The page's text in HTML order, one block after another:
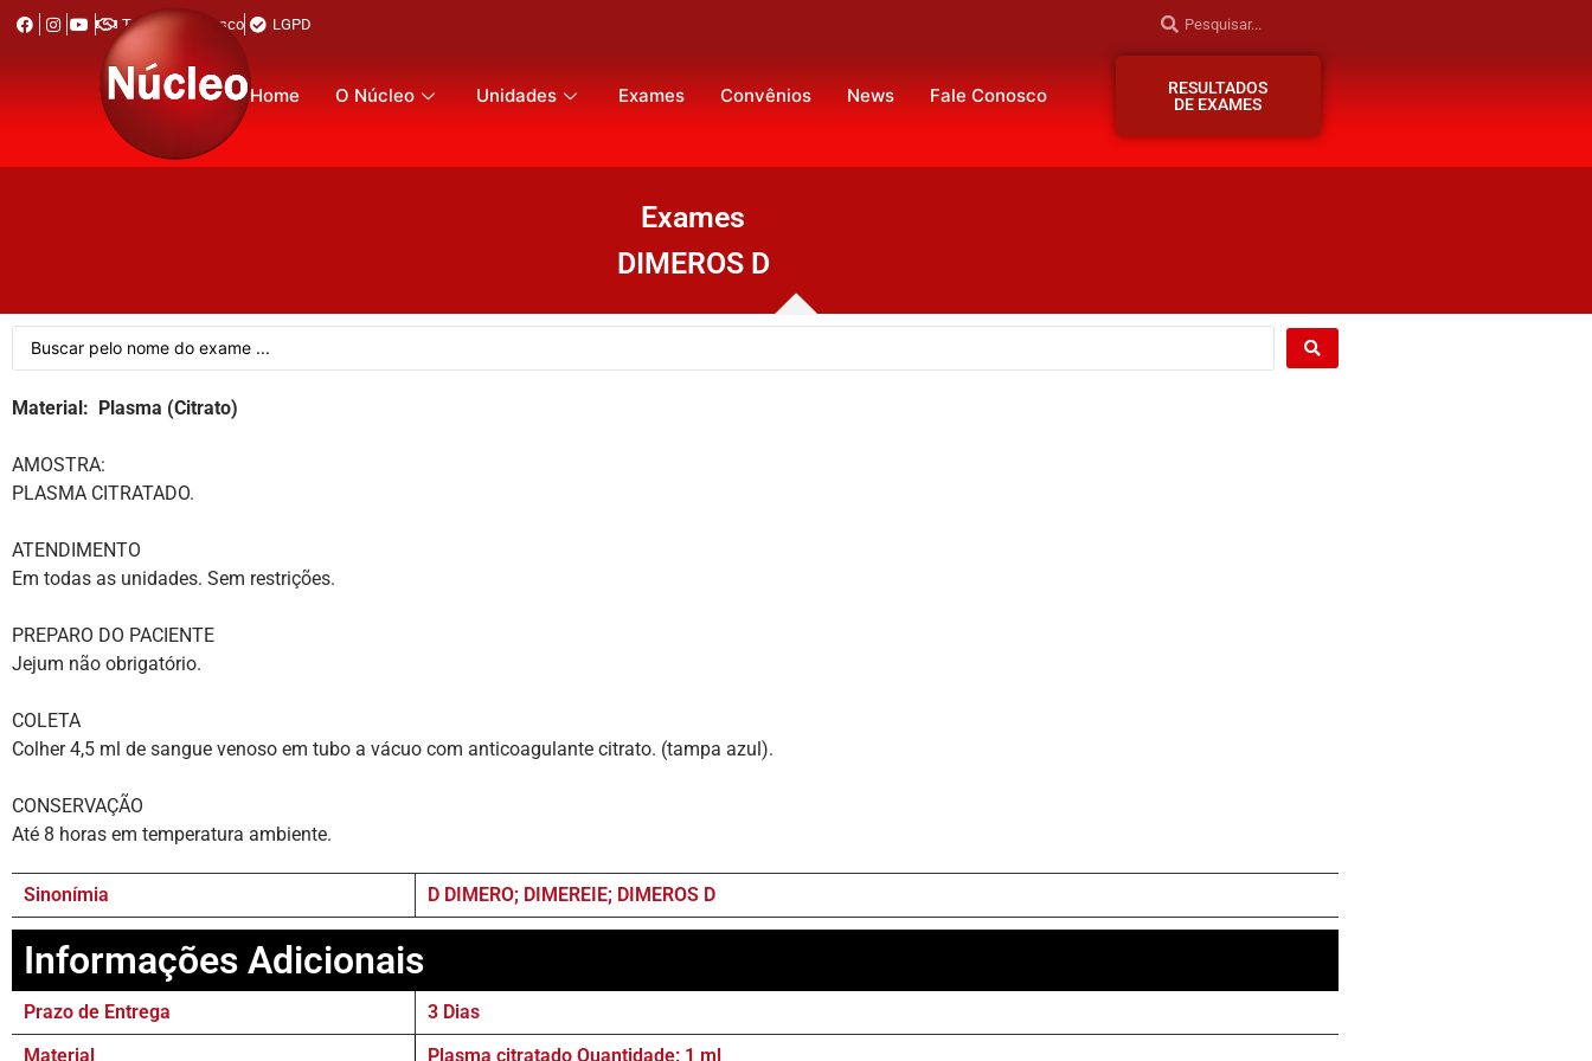
Trabalhe Conosco LGPD
Home O Núcleo Unidades Exames Convênios News Fale Conosco
RESULTADOS
DE EXAMES
Exames
DIMEROS D
Material: Plasma (Citrato)
AMOSTRA:
PLASMA CITRATADO.
ATENDIMENTO
Em todas as unidades. Sem restrições.
PREPARO DO PACIENTE
Jejum não obrigatório.
COLETA
Colher 4,5 ml de sangue venoso em tubo a vácuo com anticoagulante citrato. (tampa azul).
CONSERVAÇÃO
Até 8 horas em temperatura ambiente.
Sinonímia D DIMERO; DIMEREIE; DIMEROS D
Informações Adicionais
Prazo de Entrega
3 Dias
Material
Plasma citratado Quantidade: 1 ml